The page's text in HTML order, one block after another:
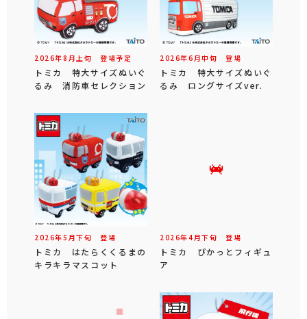
2026年8 月 上旬 登場予定
トミカ 特大サイズぬいぐ
るみ 消防車セレクション
2026年6 月中旬 登場
トミカ 特大サイズぬいぐ
るみ ロングサイズver.
2026年5 月下旬 登場
トミカ はたらくくるまの
キラキラマスコット
2026年4 月下旬 登場
トミカ ぴかっとフィギュ
ア